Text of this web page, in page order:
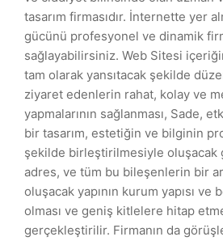
tasarım firmasıdır. İnternette yer
gücünü profesyonel ve dinamik
sağlayabilirsiniz. Web Sitesi
tam olarak yansıtacak şekilde
ziyaret edenlerin rahat, kolay ve
yapmalarının sağlanması, Sade,
bir tasarım, estetiğin ve bilginin
şekilde birleştirilmesiyle oluşacak
adres, ve tüm bu bileşenlerin bir
oluşacak yapının kurum yapısı
olması ve geniş kitlelere hitap
gerçekleştirilir. Firmanın da